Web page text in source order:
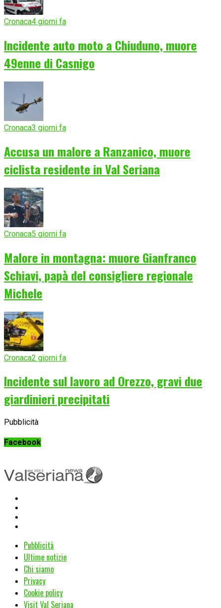
Cronaca4 giorni fa
Incidente auto moto a Chiuduno, muore
49enne di Casnigo
Cronaca3 giorni fa
Accusa un malore a Ranzanico, muore
ciclista residente in Val Seriana
Cronaca5 giorni fa
Malore in montagna: muore Gianfranco
Schiavi, papà del consigliere regionale
Michele
Cronaca2 giorni fa
Incidente sul lavoro ad Orezzo, gravi due
giardinieri precipitati
Pubblicità
Facebook
Pubblicità
Ultime notizie
Chi siamo
Privacy
Cookie policy
Visit Val Seriana